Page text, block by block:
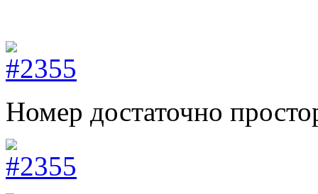
Номер достаточно